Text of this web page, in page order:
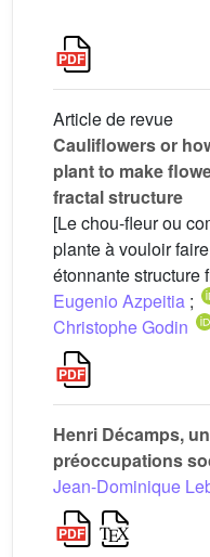
Article de revue
Cauliflowers or
plant to make
fractal structure
[Le chou-fleur ou
plante à vouloir
étonnante structure
Eugenio Azpeitia ;
Christophe Godin
Henri Décamps,
préoccupations
Jean-Dominique